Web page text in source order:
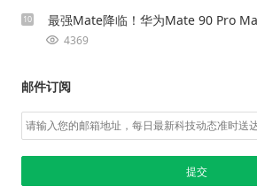
10 最强Mate降临！华为Mate 90 Pro
4369
邮件订阅